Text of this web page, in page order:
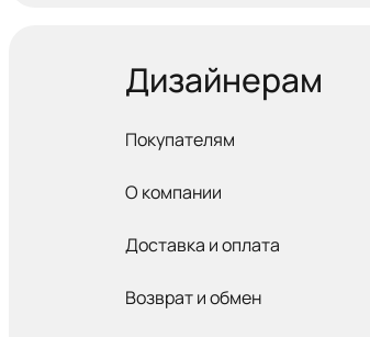
Дизайнерам
Покупателям
О компании
Доставка и оплата
Возврат и обмен